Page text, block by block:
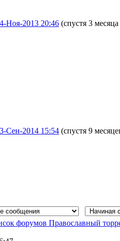
Ноя-2013 20:46 (спустя 3
Сен-2014 15:54 (спустя 9
форумов Православный